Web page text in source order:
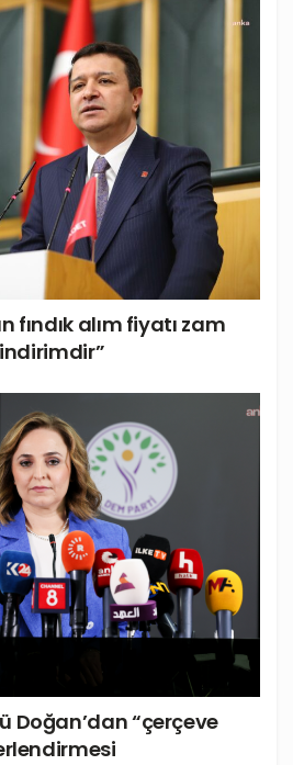
fındık alım fiyatı zam
Doğan’dan “çerçeve